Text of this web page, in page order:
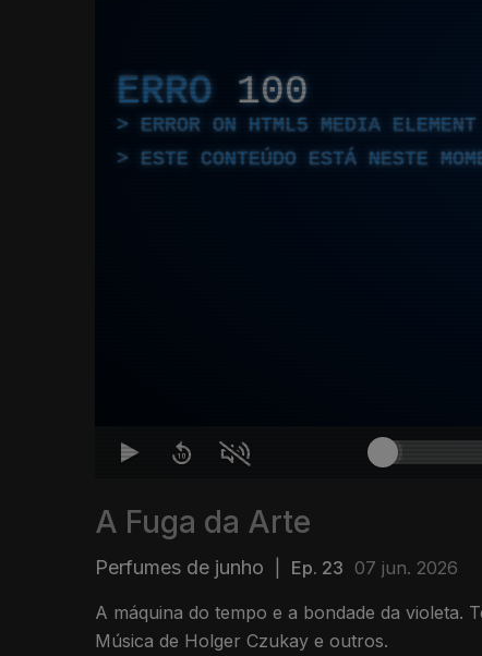
ERRO 100
ERROR ON HTML5 MEDIA ELEMENT
ESTE CONTEÚDO ESTÁ NESTE
A Fuga da Arte
Perfumes de junho Ep. 23 07 jun. 2026
A máquina do tempo e a bondade da violeta.
Música de Holger Czukay e outros.